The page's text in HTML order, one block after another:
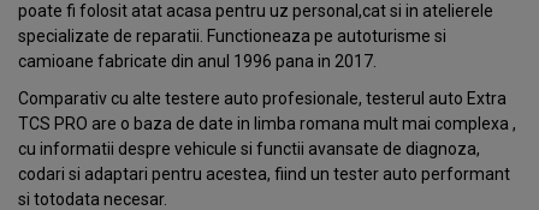
poate fi folosit atat acasa pentru uz personal,cat si in atelierele
specializate de reparatii. Functioneaza pe autoturisme si
camioane fabricate din anul 1996 pana in 2017.
Comparativ cu alte testere auto profesionale, testerul auto Extra
TCS PRO are o baza de date in limba romana mult mai complexa ,
cu informatii despre vehicule si functii avansate de diagnoza,
codari si adaptari pentru acestea, fiind un tester auto performant
si totodata necesar.